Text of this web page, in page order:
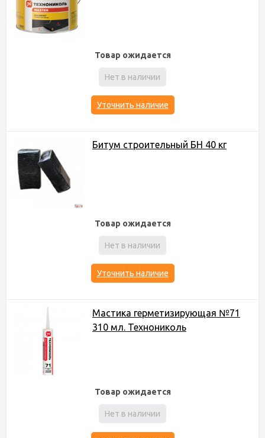
Товар ожидается
Нет в наличии
Уточнить наличие
Битум строительный БН 40 кг
Товар ожидается
Нет в наличии
Уточнить наличие
Мастика герметизирующая №71
310 мл. Технониколь
Товар ожидается
Нет в наличии